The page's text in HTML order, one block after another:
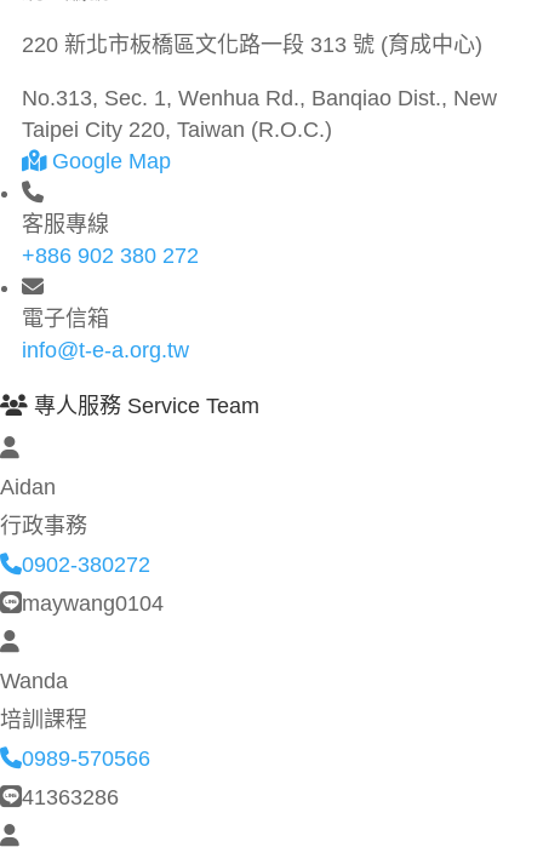
220 新北市板橋區文化路一段 313 號 (育成中心)
No.313, Sec. 1, Wenhua Rd., Banqiao Dist., New
Taipei City 220, Taiwan (R.O.C.)
Google Map
客服專線
+886 902 380 272
電子信箱
info@t-e-a.org.tw
專人服務 Service Team
Aidan
行政事務
0902-380272
maywang0104
Wanda
培訓課程
0989-570566
41363286